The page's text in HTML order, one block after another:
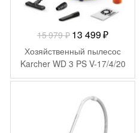
15 979₽ Первоначальная
цена
составляла
15
979 ₽.
13 499₽Текущая
цена:
13
499 ₽.
Хозяйственный пылесос
Karcher WD 3 PS V-17/4/20